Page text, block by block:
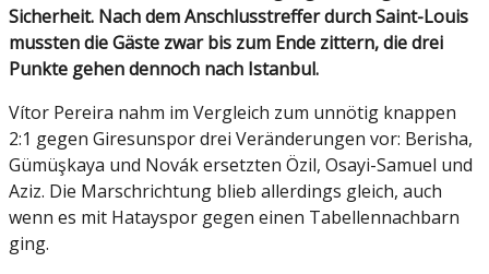
Sicherheit. Nach dem Anschlusstreffer durch Saint-Louis
mussten die Gäste zwar bis zum Ende zittern, die drei
Punkte gehen dennoch nach Istanbul.
Vítor Pereira nahm im Vergleich zum unnötig knappen
2:1 gegen Giresunspor drei Veränderungen vor: Berisha,
Gümüşkaya und Novák ersetzten Özil, Osayi-Samuel und
Aziz. Die Marschrichtung blieb allerdings gleich, auch
wenn es mit Hatayspor gegen einen Tabellennachbarn
ging.